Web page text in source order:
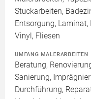
Stuckarbeiten,
Entsorgung, Laminat,
Vinyl, Fliesen
UMFANG MALERARBEITEN
Beratung,
Sanierung,
Durchführung,